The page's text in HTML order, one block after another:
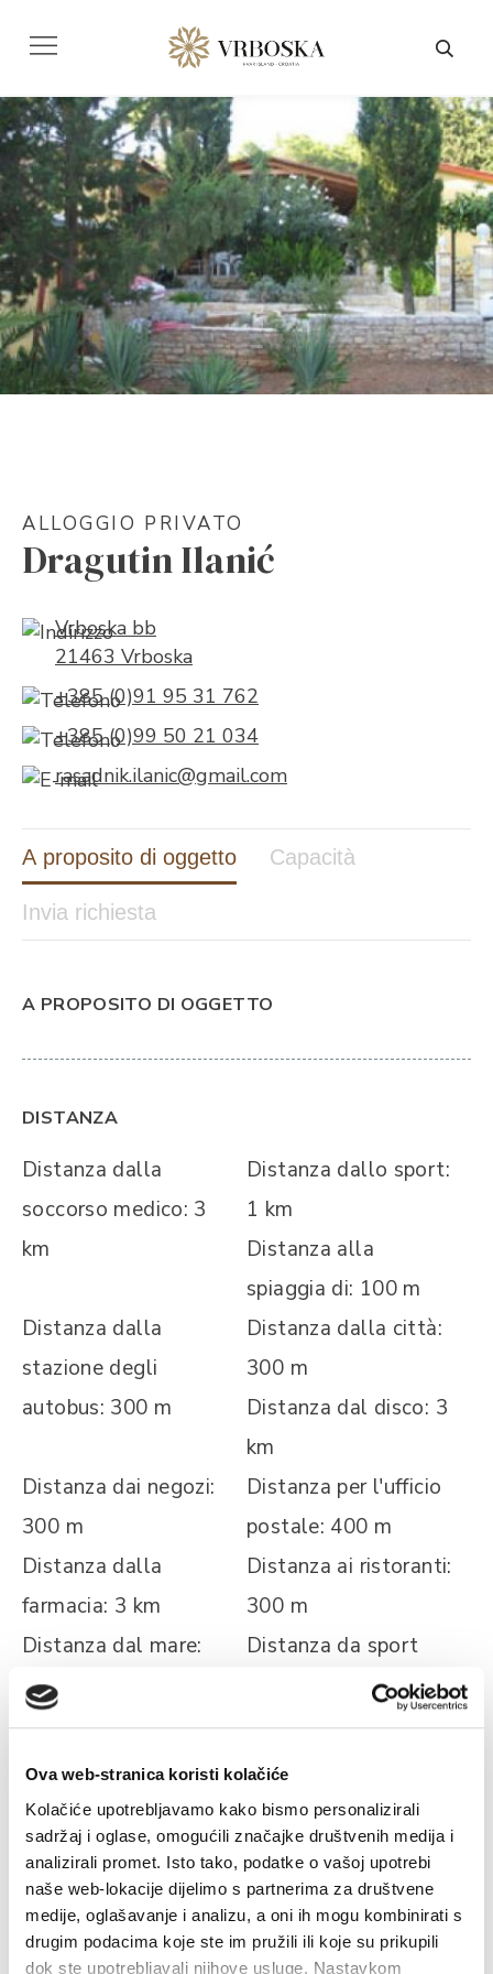
Ova web-stranica koristi kolačiće
Kolačiće upotrebljavamo kako bismo personalizirali
sadržaj i oglase, omogućili značajke društvenih medija i
analizirali promet. Isto tako, podatke o vašoj upotrebi
naše web-lokacije dijelimo s partnerima za društvene
medije, oglašavanje i analizu, a oni ih mogu kombinirati s
drugim podacima koje ste im pružili ili koje su prikupili
dok ste upotrebljavali njihove usluge. Nastavkom
ALLOGGIO PRIVATO
Dragutin Ilanić
Vrboska bb
21463 Vrboska
+385 (0)91 95 31 762
+385 (0)99 50 21 034
rasadnik.ilanic@gmail.com
A proposito di oggetto Capacità
Invia richiesta
A PROPOSITO DI OGGETTO
DISTANZA
Distanza dalla
soccorso medico: 3
km
Distanza dallo sport:
1 km
Distanza alla
spiaggia di: 100 m
Distanza dalla
stazione degli
autobus: 300 m
Distanza dalla città:
300 m
Distanza dal disco: 3
km
Distanza dai negozi:
300 m
Distanza per l'ufficio
postale: 400 m
Distanza dalla
farmacia: 3 km
Distanza ai ristoranti:
300 m
Distanza dal mare:
100 m
Distanza da sport
acquatici: 1 km
I DATI SULLA SPIAGGIA
sedie sulla spiaggia
Adatto per il
nudismo spiaggia
Tempo libero sulla
Rocky Beach